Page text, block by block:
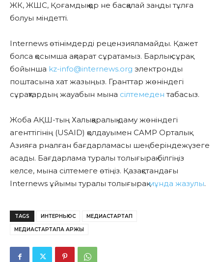
ЖК, ЖШС, Қоғамдық қор не басқалай заңды тұлға
болуы міндетті.
Internews өтінімдерді рецензияламайды. Қажет
болса қосымша ақпарат сұратамыз. Барлық сұрақ
бойынша kz-info@internews.org электронды
поштасына хат жазыңыз. Гранттар жөніндегі
сұрақтардың жауабын мына сілтемеден табасыз.
Жоба АҚШ-тың Халықаралық даму жөніндегі
агенттігінің (USAID) қолдауымен CAMP Орталық
Азияға рналған бағдарламасы шеңберіндежүзеге
асады. Бағдарлама туралы толығырақ білгіңіз
келсе, мына сілтемеге өтіңіз. Қазақстандағы
Internews ұйымы туралы толығырақмұнда жазулы.
TAGS ИНТЕРНЬЮС МЕДИАСТАРТАП
МЕДИАСТАРТАПҚА ҚАРЖЫ